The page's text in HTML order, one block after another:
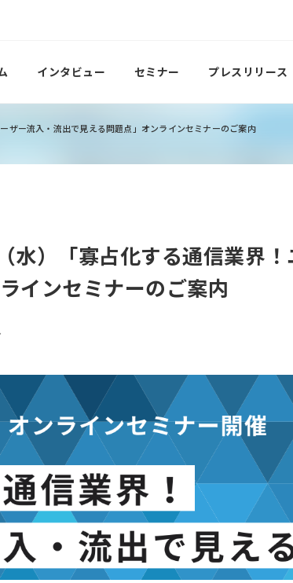
インタビュー セミナー プレスリリース
ー流入・流出で見える問題点」オンラインセミナーのご案内
）「寡占化する通信業界！
インセミナーのご案内